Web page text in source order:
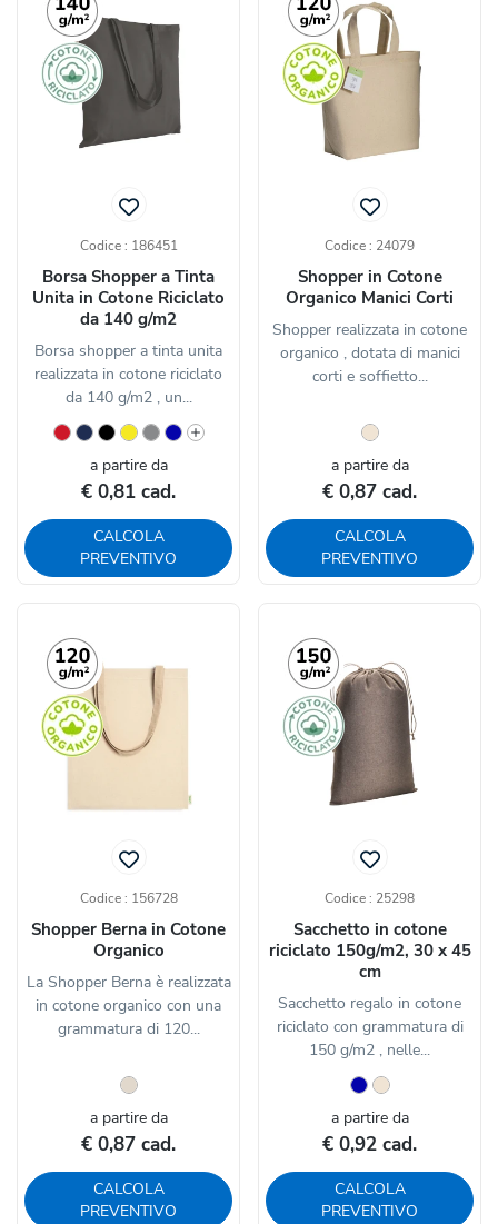
Codice : 186451
Borsa Shopper a Tinta
Unita in Cotone Riciclato
da 140 g/m2
Borsa shopper a tinta unita
realizzata in cotone riciclato
da 140 g/m2 , un...
a partire da
€ 0,81 cad.
CALCOLA
PREVENTIVO
Codice : 24079
Shopper in Cotone
Organico Manici Corti
Shopper realizzata in cotone
organico , dotata di manici
corti e soffietto...
a partire da
€ 0,87 cad.
CALCOLA
PREVENTIVO
Codice : 156728
Shopper Berna in Cotone
Organico
La Shopper Berna è realizzata
in cotone organico con una
grammatura di 120...
a partire da
€ 0,87 cad.
CALCOLA
PREVENTIVO
Codice : 25298
Sacchetto in cotone
riciclato 150g/m2, 30 x 45
cm
Sacchetto regalo in cotone
riciclato con grammatura di
150 g/m2 , nelle...
a partire da
€ 0,92 cad.
CALCOLA
PREVENTIVO